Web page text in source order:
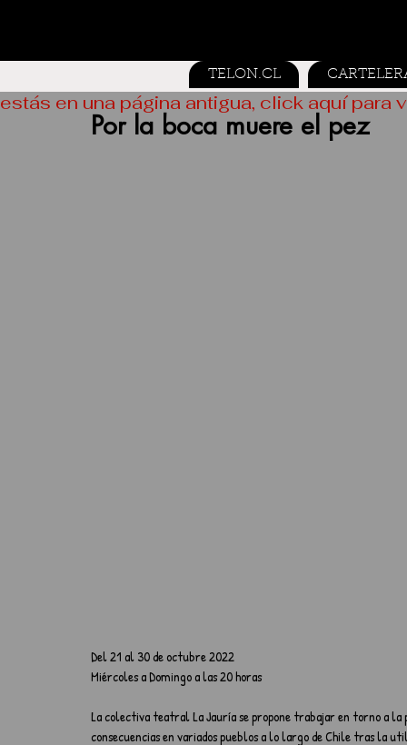
TELON.CL
Por la boca muere el pez
Del 21 al 30 de octubre 2022
Miércoles a Domingo a las 20 horas
La colectiva teatral La Jauría se propone trabajar en torno a
consecuencias en variados pueblos a lo largo de Chile tras la
estás en una página antigua, click aquí para